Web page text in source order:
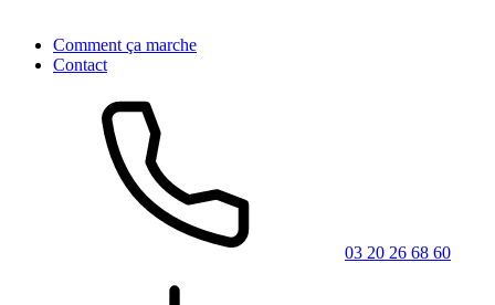
Comment ça marche
Contact
03 20 26 68 60